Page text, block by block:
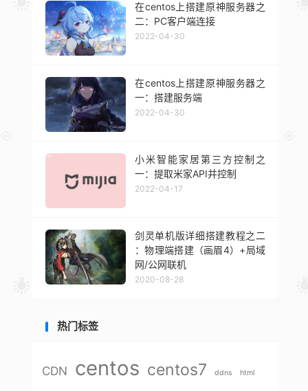
在centos上搭建原神服务器之
二：PC客户端连接
2022-04-30
在centos上搭建原神服务器之
一：搭建服务端
2022-04-30
小米智能家居第三方控制之
一：提取米家API并控制
2022-04-17
剑灵单机版详细搭建教程之二
：物理端搭建（画眉4）+局域
网/公网联机
2020-08-28
热门标签
CDN centos centos7 ddns html